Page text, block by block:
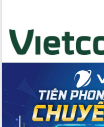
Chuyển đổi số thư viện: Mở rộng
không gian tri thức trong thời đại số
Đánh giá, rút kinh nghiệm công tác tổ
chức diễn tập trước ngày bầu cử
Chương trình “Gặp gỡ hữu nghị –
Friendship Meeting New Year 2026”
Bầu cử Quốc hội và HĐND: Cử tri Đắk
Lắk gửi gắm niềm tin, kỳ vọng vào lá
phiếu